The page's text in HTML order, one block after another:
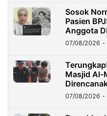
Sosok
Pasien
Anggota
Lukman
07/08/2026 -
Masjid Al-
07/08/2026 -